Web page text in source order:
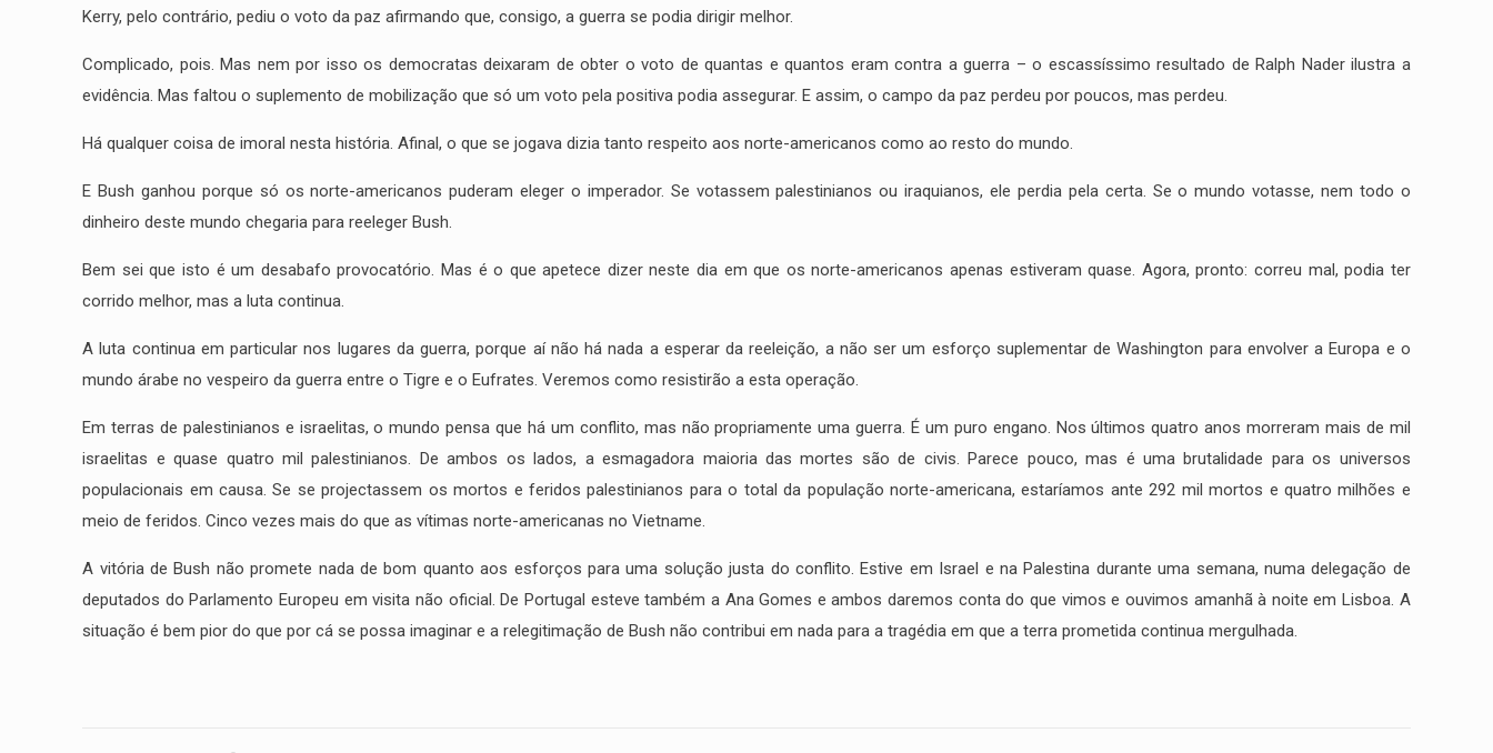
Kerry, pelo contrário, pediu o voto da paz afirmando que, consigo, a guerra se podia dirigir melhor.
Complicado, pois. Mas nem por isso os democratas deixaram de obter o voto de quantas e quantos eram contra a guerra – o escassíssimo resultado de Ralph Nader ilustra a
evidência. Mas faltou o suplemento de mobilização que só um voto pela positiva podia assegurar. E assim, o campo da paz perdeu por poucos, mas perdeu.
Há qualquer coisa de imoral nesta história. Afinal, o que se jogava dizia tanto respeito aos norte-americanos como ao resto do mundo.
E Bush ganhou porque só os norte-americanos puderam eleger o imperador. Se votassem palestinianos ou iraquianos, ele perdia pela certa. Se o mundo votasse, nem todo o
dinheiro deste mundo chegaria para reeleger Bush.
Bem sei que isto é um desabafo provocatório. Mas é o que apetece dizer neste dia em que os norte-americanos apenas estiveram quase. Agora, pronto: correu mal, podia ter
corrido melhor, mas a luta continua.
A luta continua em particular nos lugares da guerra, porque aí não há nada a esperar da reeleição, a não ser um esforço suplementar de Washington para envolver a Europa e o
mundo árabe no vespeiro da guerra entre o Tigre e o Eufrates. Veremos como resistirão a esta operação.
Em terras de palestinianos e israelitas, o mundo pensa que há um conflito, mas não propriamente uma guerra. É um puro engano. Nos últimos quatro anos morreram mais de mil
israelitas e quase quatro mil palestinianos. De ambos os lados, a esmagadora maioria das mortes são de civis. Parece pouco, mas é uma brutalidade para os universos
populacionais em causa. Se se projectassem os mortos e feridos palestinianos para o total da população norte-americana, estaríamos ante 292 mil mortos e quatro milhões e
meio de feridos. Cinco vezes mais do que as vítimas norte-americanas no Vietname.
A vitória de Bush não promete nada de bom quanto aos esforços para uma solução justa do conflito. Estive em Israel e na Palestina durante uma semana, numa delegação de
deputados do Parlamento Europeu em visita não oficial. De Portugal esteve também a Ana Gomes e ambos daremos conta do que vimos e ouvimos amanhã à noite em Lisboa. A
situação é bem pior do que por cá se possa imaginar e a relegitimação de Bush não contribui em nada para a tragédia em que a terra prometida continua mergulhada.
Correio electrónico
info@miguelportas.pt